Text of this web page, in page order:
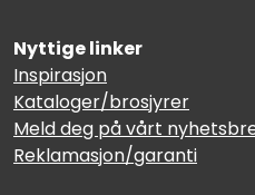
Nyttige linker
Inspirasjon
Kataloger/brosjyrer
Meld deg på vårt
Reklamasjon/garanti